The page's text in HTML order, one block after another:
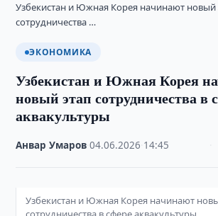
Узбекистан и Южная Корея начинают новый
сотрудничества …
ЭКОНОМИКА
Узбекистан и Южная Корея
новый этап сотрудничества в
аквакультуры
Анвар Умаров ·04.06.2026 14:45
Узбекистан и Южная Корея начинают